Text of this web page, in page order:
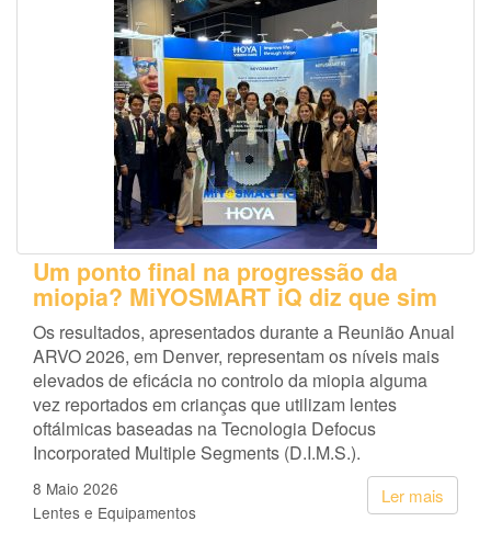
Um ponto final na progressão da
miopia? MiYOSMART iQ diz que sim
Os resultados, apresentados durante a Reunião Anual
ARVO 2026, em Denver, representam os níveis mais
elevados de eficácia no controlo da miopia alguma
vez reportados em crianças que utilizam lentes
oftálmicas baseadas na Tecnologia Defocus
Incorporated Multiple Segments (D.I.M.S.).
Ler mais
8 Maio 2026
Lentes e Equipamentos